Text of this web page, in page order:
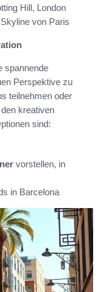
Hill, London
von Paris
spannende
Perspektive zu
teilnehmen oder
kreativen
sind:
vorstellen, in
in Barcelona